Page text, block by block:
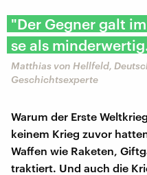
"Der Gegner galt
se als
Matthias von Hellfeld,
Geschichtsexperte
Warum der Erste
keinem Krieg zuvor
Waffen wie Raketen,
traktiert. Und auch die